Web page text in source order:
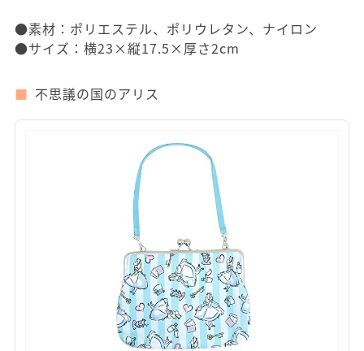
●素材：ポリエステル、ポリウレタン、ナイロン
●サイズ：横23×縦17.5×厚さ2cm
不思議の国のアリス